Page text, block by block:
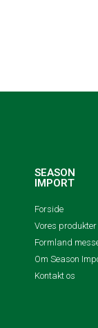
SEASON
IMPORT
Forside
Vores produkter
Formland
Om Season
Kontakt os